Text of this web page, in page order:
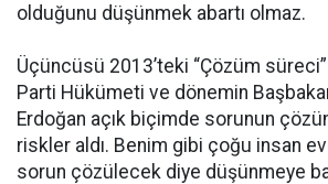
olduğunu düşünmek abartı olmaz.
Üçüncüsü 2013’teki “Çözüm
Parti Hükümeti ve dönemin
Erdoğan açık biçimde sorunun
riskler aldı. Benim gibi çoğu insan
sorun çözülecek diye düşünmeye